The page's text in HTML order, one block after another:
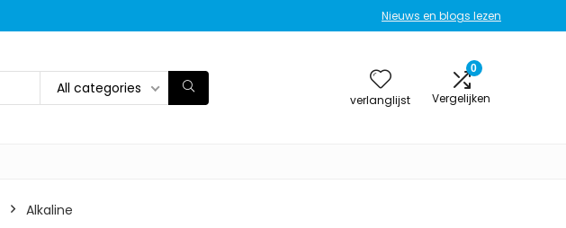
Nieuws en blogs lezen
All categories
verlanglijst
0
Vergelijken
‎Alkaline